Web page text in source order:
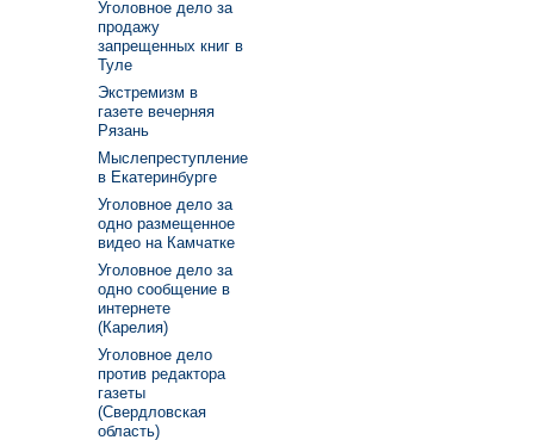
Уголовное дело за
продажу
запрещенных книг в
Туле
Экстремизм в
газете вечерняя
Рязань
Мыслепреступление
в Екатеринбурге
Уголовное дело за
одно размещенное
видео на Камчатке
Уголовное дело за
одно сообщение в
интернете
(Карелия)
Уголовное дело
против редактора
газеты
(Свердловская
область)